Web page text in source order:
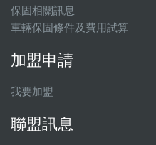
保固相關訊息
車輛保固條件及費用試算
加盟申請
我要加盟
聯盟訊息